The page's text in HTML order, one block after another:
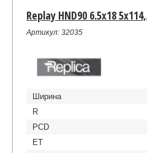
Replay HND90 6.5x18
Артикул: 32035
Ширина
R
PCD
ET